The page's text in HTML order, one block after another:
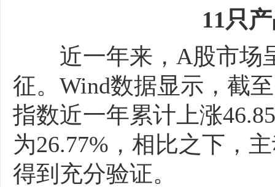
11只产
近一年来，A股市场
征。Wind数据显示，截
指数近一年累计上涨
为26.77%，相比之下，
得到充分验证。